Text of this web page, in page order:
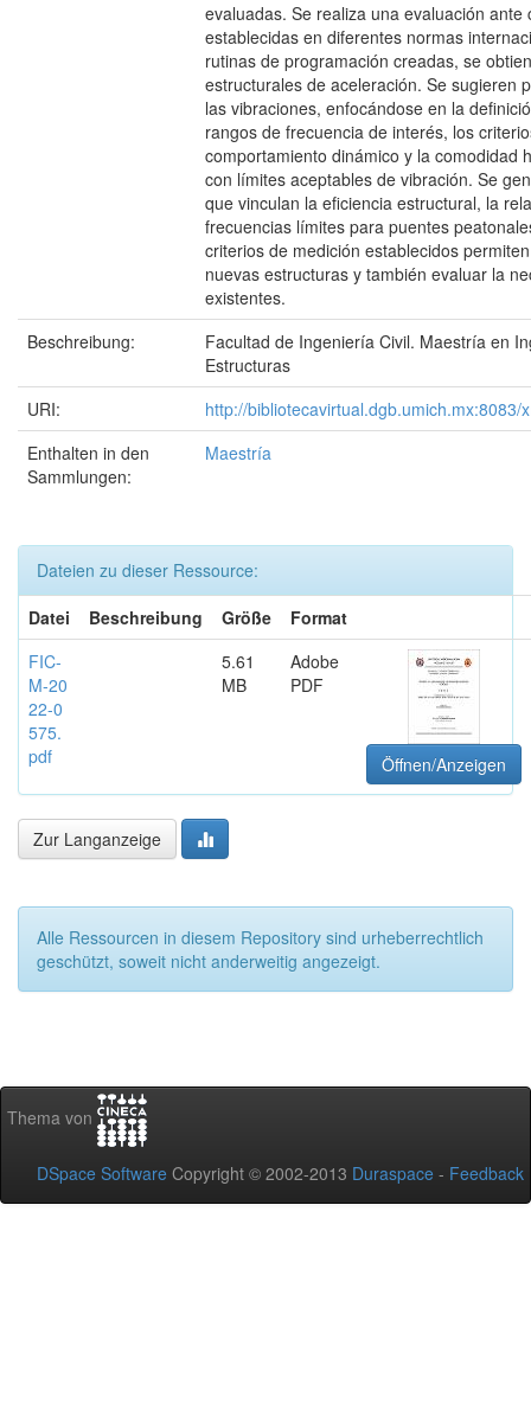
evaluadas. Se realiza una evaluación ante
establecidas en diferentes normas
rutinas de programación creadas, se
estructurales de aceleración. Se sugieren
las vibraciones, enfocándose en la
rangos de frecuencia de interés, los
comportamiento dinámico y la comodidad
con límites aceptables de vibración. Se
que vinculan la eficiencia estructural, la
frecuencias límites para puentes
criterios de medición establecidos
nuevas estructuras y también evaluar la
existentes.
Beschreibung:
Facultad de Ingeniería Civil. Maestría en
Estructuras
URI:
http://bibliotecavirtual.dgb.umich.mx:8083/
Enthalten in den
Sammlungen:
Maestría
Dateien zu dieser Ressource:
Datei
Beschreibung Größe
Format
FIC-
M-20
22-0
575.
pdf
5.61
MB
Adobe
PDF
Öffnen/Anzeigen
Zur Langanzeige
Alle Ressourcen in diesem Repository sind urheberrechtlich
geschützt, soweit nicht anderweitig angezeigt.
Thema von
DSpace Software Copyright © 2002-2013 Duraspace - Feedback